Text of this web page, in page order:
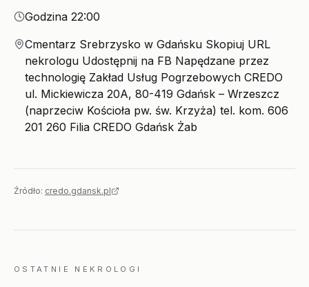
Godzina
Godzina 22:00
Miejsce
Cmentarz Srebrzysko w Gdańsku Skopiuj URL
nekrologu Udostępnij na FB Napędzane przez
technologię Zakład Usług Pogrzebowych CREDO
ul. Mickiewicza 20A, 80-419 Gdańsk – Wrzeszcz
(naprzeciw Kościoła pw. św. Krzyża) tel. kom. 606
201 260 Filia CREDO Gdańsk Żab
Źródło: credo.gdansk.pl
OSTATNIE NEKROLOGI